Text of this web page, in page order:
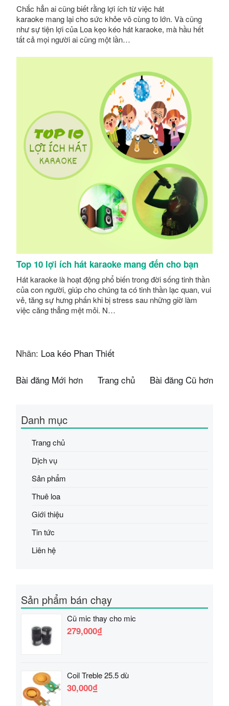
Chắc hẳn ai cũng biết rằng lợi ích từ việc hát
karaoke mang lại cho sức khỏe vô cùng to lớn. Và cũng
như sự tiện lợi của Loa kẹo kéo hát karaoke, mà hầu hết
tất cả mọi người ai cũng một lần…
Top 10 lợi ích hát karaoke mang đến cho bạn
Hát karaoke là hoạt động phổ biến trong đời sống tinh thần
của con người, giúp cho chúng ta có tinh thần lạc quan, vui
vẻ, tăng sự hưng phấn khi bị stress sau những giờ làm
việc căng thẳng mệt mỏi. N…
Nhãn: Loa kéo Phan Thiết
Bài đăng Mới hơn Bài đăng Cũ hơn
Trang chủ
Danh mục
Trang chủ
Dịch vụ
Sản phẩm
Thuê loa
Giới thiệu
Tin tức
Liên hệ
Sản phẩm bán chạy
Cũ mic thay cho mic
279,000₫
Coil Treble 25.5 dù
30,000₫